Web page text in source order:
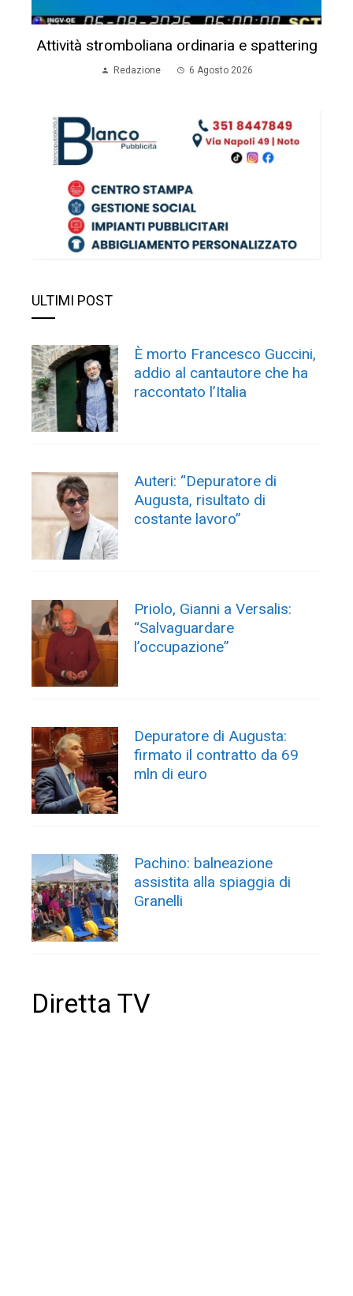
Attività stromboliana ordinaria e spattering
Redazione 6 Agosto 2026
ULTIMI POST
È morto Francesco Guccini,
addio al cantautore che ha
raccontato l’Italia
Auteri: “Depuratore di
Augusta, risultato di
costante lavoro”
Priolo, Gianni a Versalis:
“Salvaguardare
l’occupazione”
Depuratore di Augusta:
firmato il contratto da 69
mln di euro
Pachino: balneazione
assistita alla spiaggia di
Granelli
Diretta TV